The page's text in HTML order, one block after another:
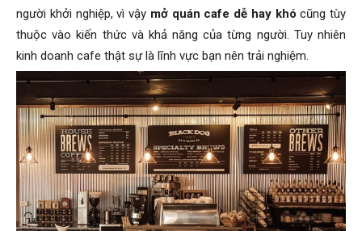
người khởi nghiệp, vì vậy mở quán cafe dễ hay khó cũng tùy
thuộc vào kiến thức và khả năng của từng người. Tuy nhiên
kinh doanh cafe thật sự là lĩnh vực bạn nên trải nghiệm.